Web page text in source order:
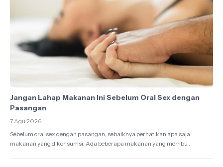
Jangan Lahap Makanan Ini Sebelum Oral Sex dengan
Pasangan
7 Agu 2026
Sebelum oral sex dengan pasangan, sebaiknya perhatikan apa saja
makanan yang dikonsumsi. Ada beberapa makanan yang membu...